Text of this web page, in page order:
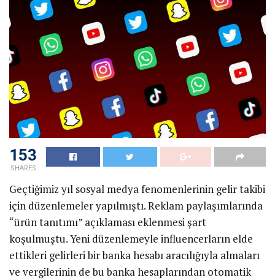
153
SHARES
Geçtiğimiz yıl sosyal medya fenomenlerinin gelir takibi
için düzenlemeler yapılmıştı. Reklam paylaşımlarında
“ürün tanıtımı” açıklaması eklenmesi şart
koşulmuştu. Yeni düzenlemeyle influencerların elde
ettikleri gelirleri bir banka hesabı aracılığıyla almaları
ve vergilerinin de bu banka hesaplarından otomatik